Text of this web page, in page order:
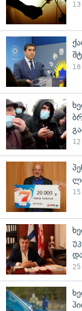
18
12